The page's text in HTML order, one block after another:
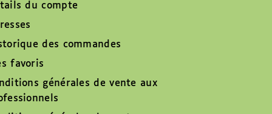
du compte
des commandes
favoris
générales de vente aux